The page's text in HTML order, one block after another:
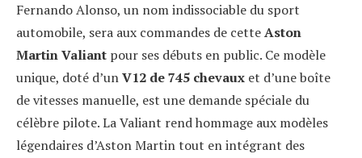
Fernando Alonso, un nom indissociable du sport
automobile, sera aux commandes de cetteAston
Martin Valiant pour ses débuts en public. Ce modèle
unique, doté d’unV12 de 745 chevaux et d’une boîte
de vitesses manuelle, est une demande spéciale du
célèbre pilote. La Valiant rend hommage aux modèles
légendaires d’Aston Martin tout en intégrant des